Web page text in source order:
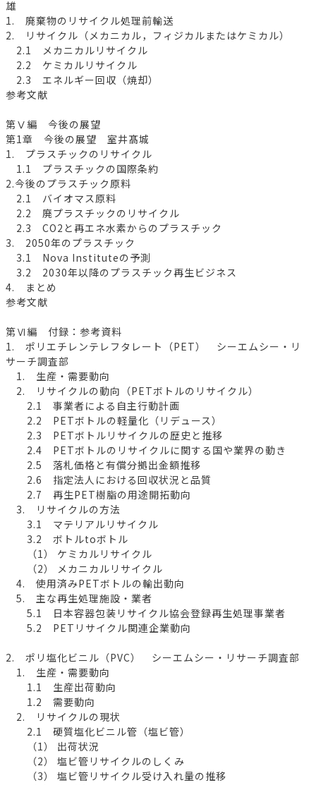
雄
1. 廃棄物のリサイクル処理前輸送
2. リサイクル（メカニカル，フィジカルまたはケミカル）
2.1 メカニカルリサイクル
2.2 ケミカルリサイクル
2.3 エネルギー回収（焼却）
参考文献
第Ⅴ編 今後の展望
第1章 今後の展望 室井髙城
1. プラスチックのリサイクル
1.1 プラスチックの国際条約
2.今後のプラスチック原料
2.1 バイオマス原料
2.2 廃プラスチックのリサイクル
2.3 CO2と再エネ水素からのプラスチック
3. 2050年のプラスチック
3.1 Nova Instituteの予測
3.2 2030年以降のプラスチック再生ビジネス
4. まとめ
参考文献
第Ⅵ編 付録：参考資料
1. ポリエチレンテレフタレート（PET） シーエムシー・リ
サーチ調査部
1. 生産・需要動向
2. リサイクルの動向（PETボトルのリサイクル）
2.1 事業者による自主行動計画
2.2 PETボトルの軽量化（リデュース）
2.3 PETボトルリサイクルの歴史と推移
2.4 PETボトルのリサイクルに関する国や業界の動き
2.5 落札価格と有償分拠出金額推移
2.6 指定法人における回収状況と品質
2.7 再生PET樹脂の用途開拓動向
3. リサイクルの方法
3.1 マテリアルリサイクル
3.2 ボトルtoボトル
（1） ケミカルリサイクル
（2） メカニカルリサイクル
4. 使用済みPETボトルの輸出動向
5. 主な再生処理施設・業者
5.1 日本容器包装リサイクル協会登録再生処理事業者
5.2 PETリサイクル関連企業動向
2. ポリ塩化ビニル（PVC） シーエムシー・リサーチ調査部
1. 生産・需要動向
1.1 生産出荷動向
1.2 需要動向
2. リサイクルの現状
2.1 硬質塩化ビニル管（塩ビ管）
（1） 出荷状況
（2） 塩ビ管リサイクルのしくみ
（3） 塩ビ管リサイクル受け入れ量の推移